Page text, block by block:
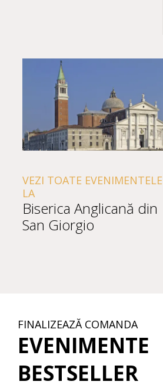
VEZI TOATE EVENIMENTELE
LA
Biserica Anglicană din
San Giorgio
FINALIZEAZĂ COMANDA
EVENIMENTE
BESTSELLER